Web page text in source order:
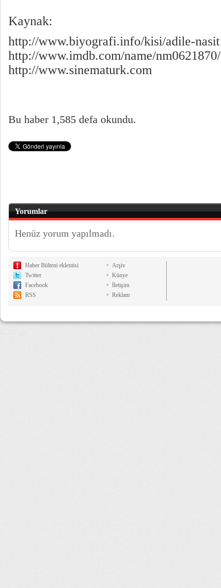
Kaynak:
http://www.biyografi.info/kisi/adile-nasit
http://www.imdb.com/name/nm0621870/
http://www.sinematurk.com
Bu haber 1,585 defa okundu.
Yorumlar
Henüz yorum yapılmadı.
Haber Bülteni eklentisi
Twitter
Facebook
RSS
Arşiv
Künye
İletişim
Reklam